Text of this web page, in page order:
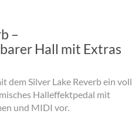
–
Hall mit Extras
dem Silver Lake Reverb ein voll
Halleffektpedal mit
und MIDI vor.